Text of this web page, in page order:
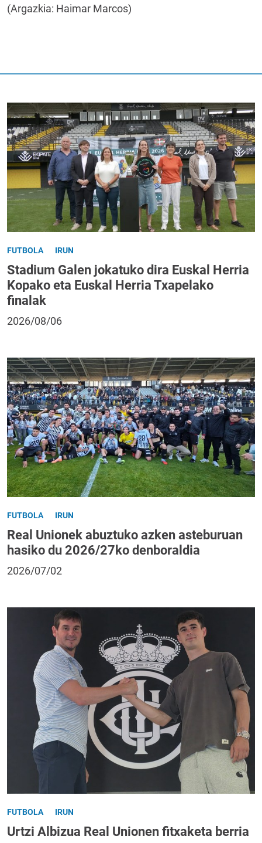
(Argazkia: Haimar Marcos)
FUTBOLA IRUN
Stadium Galen jokatuko dira Euskal Herria
Kopako eta Euskal Herria Txapelako
finalak
2026/08/06
FUTBOLA IRUN
Real Unionek abuztuko azken asteburuan
hasiko du 2026/27ko denboraldia
2026/07/02
FUTBOLA IRUN
Urtzi Albizua Real Unionen fitxaketa berria